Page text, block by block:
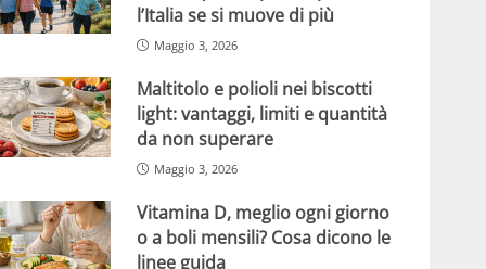
l’Italia se si muove di più
Maggio 3, 2026
Maltitolo e polioli nei biscotti
light: vantaggi, limiti e quantità
da non superare
Maggio 3, 2026
Vitamina D, meglio ogni giorno
o a boli mensili? Cosa dicono le
linee guida